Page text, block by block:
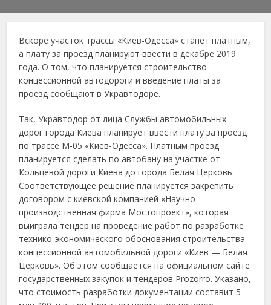
Вскоре участок трассы «Киев-Одесса» станет платным,
а плату за проезд планируют ввести в декабре 2019
года. О том, что планируется строительство
концессионной автодороги и введение платы за
проезд сообщают в Укравтодоре.
Так, Укравтодор от лица Службы автомобильных
дорог города Киева планирует ввести плату за проезд
по трассе М-05 «Киев-Одесса». Платным проезд
планируется сделать по автобану на участке от
Кольцевой дороги Киева до города Белая Церковь.
Соответствующее решение планируется закрепить
договором с киевской компанией «Научно-
производственная фирма Мостопроект», которая
выиграла тендер на проведение работ по разработке
технико-экономического обоснования строительства
концессионной автомобильной дороги «Киев — Белая
Церковь». Об этом сообщается на официальном сайте
государственных закупок и тендеров Prozorro. Указано,
что стоимость разработки документации составит 5